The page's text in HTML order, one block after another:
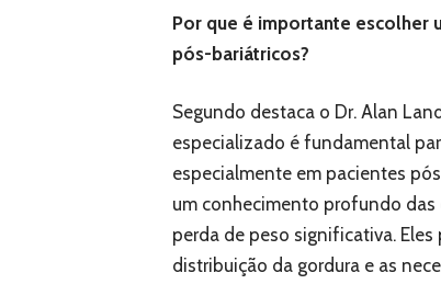
Por que é importante escolher
pós-bariátricos?
Segundo destaca o Dr. Alan
especializado é fundamental
especialmente em pacientes
um conhecimento profundo
perda de peso significativa.
distribuição da gordura e as